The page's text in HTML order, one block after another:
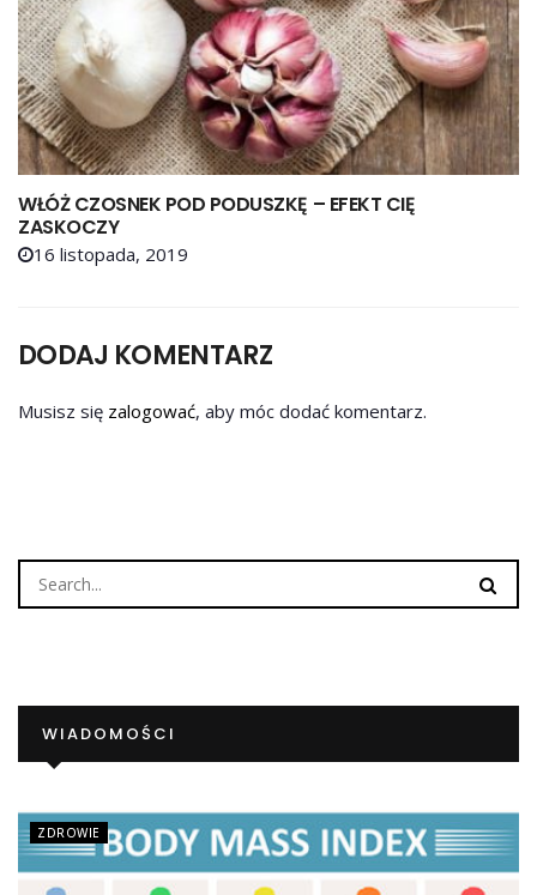
WŁÓŻ CZOSNEK POD PODUSZKĘ – EFEKT CIĘ
ZASKOCZY
16 listopada, 2019
DODAJ KOMENTARZ
Musisz się zalogować, aby móc dodać komentarz.
WIADOMOŚCI
ZDROWIE